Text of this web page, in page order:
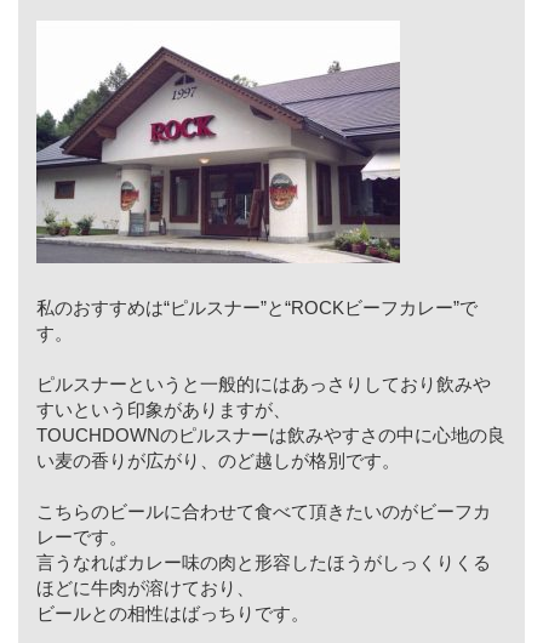
私のおすすめは“ピルスナー”と“ROCKビーフカレー”で
す。
ピルスナーというと一般的にはあっさりしており飲みや
すいという印象がありますが、
TOUCHDOWNのピルスナーは飲みやすさの中に心地の良
い麦の香りが広がり、のど越しが格別です。
こちらのビールに合わせて食べて頂きたいのがビーフカ
レーです。
言うなればカレー味の肉と形容したほうがしっくりくる
ほどに牛肉が溶けており、
ビールとの相性はばっちりです。